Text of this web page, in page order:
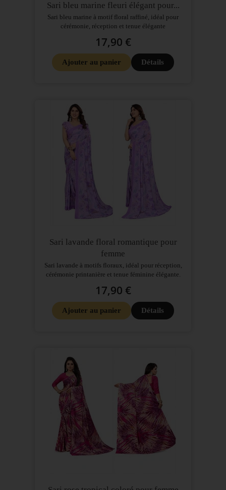
Sari bleu marine fleuri élégant pour...
Sari bleu marine à motif floral raffiné, idéal pour
cérémonie, réception et tenue élégante
17,90 €
Ajouter au panier Détails
Sari lavande floral romantique pour
femme
Sari lavande à motifs floraux, idéal pour réception,
cérémonie printanière et tenue féminine élégante.
17,90 €
Ajouter au panier Détails